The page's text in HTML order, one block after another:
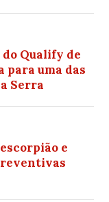
Qualify de
uma das
Serra
e